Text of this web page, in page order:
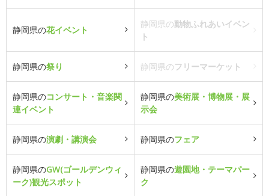
静岡県の花イベント
静岡県の動物ふれあいイベン
ト
静岡県の祭り 静岡県のフリーマーケット
静岡県のコンサート・音楽関
連イベント
静岡県の美術展・博物展・展
示会
静岡県の演劇・講演会 静岡県のフェア
静岡県のGW(ゴールデンウィ
ーク)観光スポット
静岡県の遊園地・テーマパー
ク